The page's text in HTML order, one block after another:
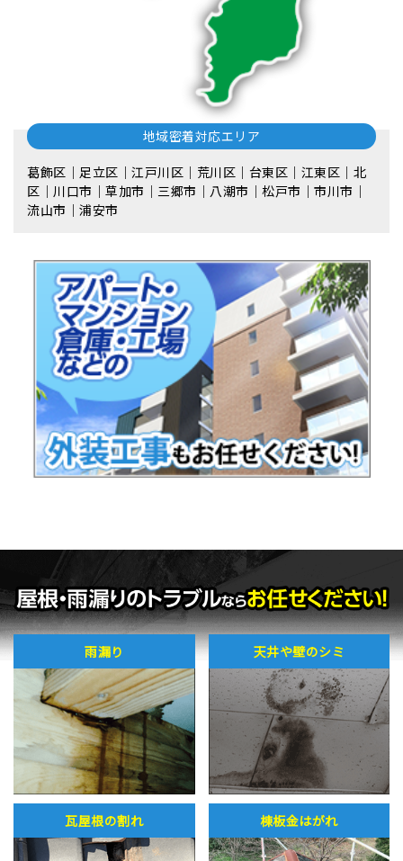
地域密着対応エリア
葛飾区｜足立区｜江戸川区｜荒川区｜台東区｜江東区｜北
区｜川口市｜草加市｜三郷市｜八潮市｜松⼾市｜市川市｜
流⼭市｜浦安市
雨漏り 天井や壁のシミ
瓦屋根の割れ 棟板金はがれ